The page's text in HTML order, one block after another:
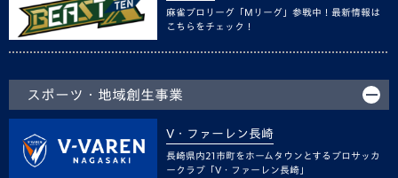
麻雀プロリーグ「Mリーグ」参戦中！最新情報は
こちらをチェック！
スポーツ・地域創生事業
V・ファーレン長崎
長崎県内21市町をホームタウンとするプロサッカ
ークラブ「V・ファーレン長崎」